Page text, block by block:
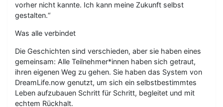
vorher nicht kannte. Ich kann meine Zukunft selbst
gestalten.“
Was alle verbindet
Die Geschichten sind verschieden, aber sie haben eines
gemeinsam: Alle Teilnehmer*innen haben sich getraut,
ihren eigenen Weg zu gehen. Sie haben das System von
DreamLife.now genutzt, um sich ein selbstbestimmtes
Leben aufzubauen Schritt für Schritt, begleitet und mit
echtem Rückhalt.